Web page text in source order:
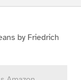
by Friedrich